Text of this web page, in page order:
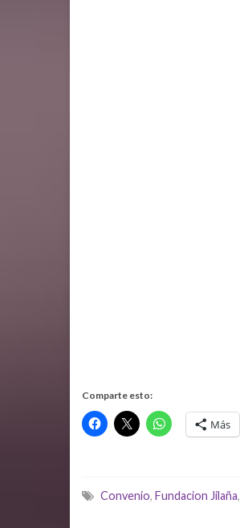
Comparte esto:
Más
Convenio, Fundacion Jilaña,